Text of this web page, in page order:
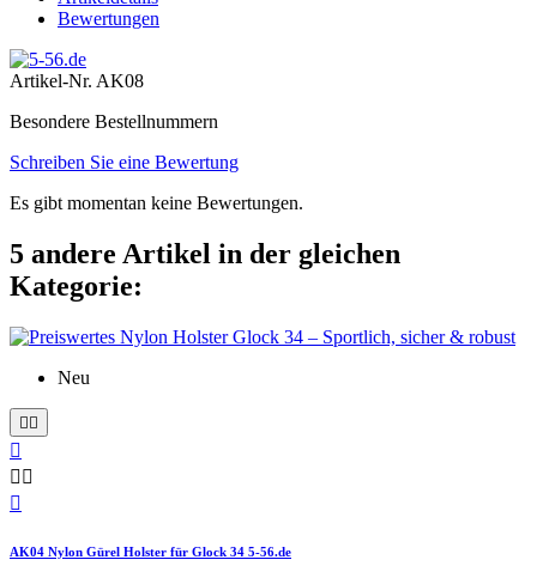
Bewertungen
Artikel-Nr. AK08
Besondere Bestellnummern
Schreiben Sie eine Bewertung
Es gibt momentan keine Bewertungen.
5 andere Artikel in der gleichen
Kategorie:
Neu


 

AK04 Nylon Gürel Holster für Glock 34 5-56.de